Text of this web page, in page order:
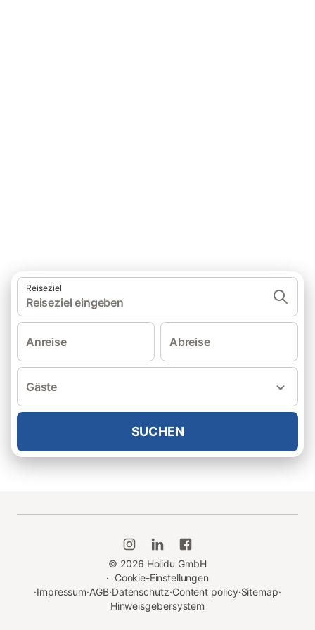
Reiseziel
Reiseziel eingeben
Anreise Abreise
Gäste
SUCHEN
© 2026 Holidu GmbH
· Cookie-Einstellungen
·Impressum·AGB·Datenschutz·Content policy·Sitemap·
Hinweisgebersystem